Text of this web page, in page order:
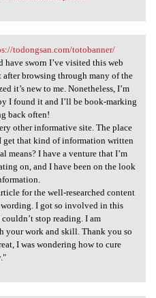
todongsan.com
todongsan.com/totobanner/
sworn I’ve visited this web
after browsing through many of the
it’s new to me. Nonetheless, I’m
I found it and I’ll be book-marking
back often!
other informative site. The place
get that kind of information written
means? I have a venture that I’m
on, and I have been on the look
for the well-researched content
I got so involved in this
stop reading. I am
your work and skill. Thank you so
I was wondering how to cure